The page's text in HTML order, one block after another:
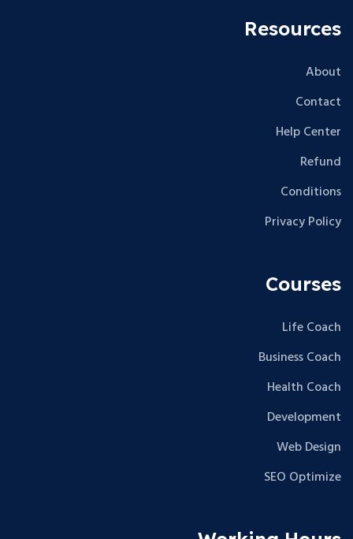
Resources
About
Contact
Help Center
Refund
Conditions
Privacy Policy
Courses
Life Coach
Business Coach
Health Coach
Development
Web Design
SEO Optimize